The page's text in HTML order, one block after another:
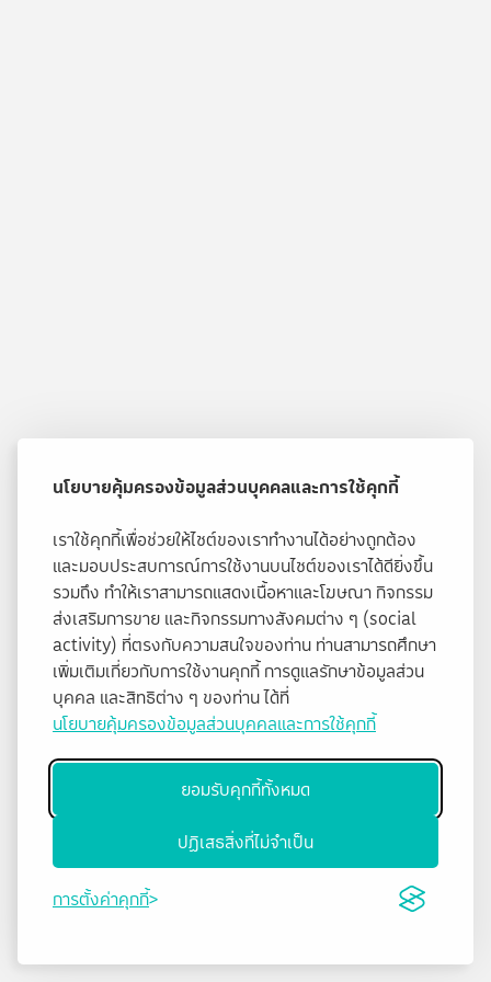
นโยบายคุ้มครองข้อมูลส่วนบุคคลและการใช้คุกกี้
เราใช้คุกกี้เพื่อช่วยให้ไซต์ของเราทำงานได้อย่างถูกต้อง
และมอบประสบการณ์การใช้งานบนไซต์ของเราได้ดียิ่งขึ้น
รวมถึง ทำให้เราสามารถแสดงเนื้อหาและโฆษณา กิจกรรม
ส่งเสริมการขาย และกิจกรรมทางสังคมต่าง ๆ (social
activity) ที่ตรงกับความสนใจของท่าน ท่านสามารถศึกษา
เพิ่มเติมเกี่ยวกับการใช้งานคุกกี้ การดูแลรักษาข้อมูลส่วน
บุคคล และสิทธิต่าง ๆ ของท่าน ได้ที่
นโยบายคุ้มครองข้อมูลส่วนบุคคลและการใช้คุกกี้
ยอมรับคุกกี้ทั้งหมด
ปฏิเสธสิ่งที่ไม่จำเป็น
การตั้งค่าคุกกี้